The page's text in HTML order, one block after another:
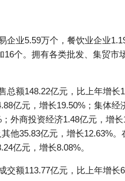
业5.59万个，餐饮业企业
个。拥有各类批发、集贸
额148.22亿元，比上年增
亿元，增长19.50%；集体
外商投资经济1.48亿元，增
他35.83亿元，增长12.63%
亿元，增长8.08%。
额113.77亿元，比上年增